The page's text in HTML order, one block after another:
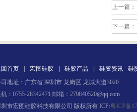
上一篇：
下一篇：
首页 宏图硅胶 硅胶产品 硅胶资讯 硅
地址：广东省 深圳市 龙岗区 龙城大道3020
：0755-28342471 邮箱：279840520@qq.com
市宏图硅胶科技有限公司 版权所有 ICP:粤ICP备